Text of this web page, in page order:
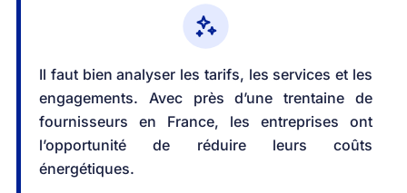
Il faut bien analyser les tarifs, les services et les
engagements. Avec près d’une trentaine de
fournisseurs en France, les entreprises ont
l’opportunité de réduire leurs coûts
énergétiques.